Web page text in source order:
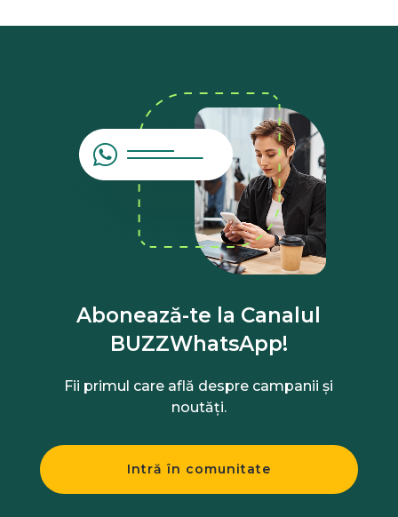
Abonează-te la Canalul
BUZZWhatsApp!
Fii primul care află despre campanii și
noutăți.
Intră în comunitate